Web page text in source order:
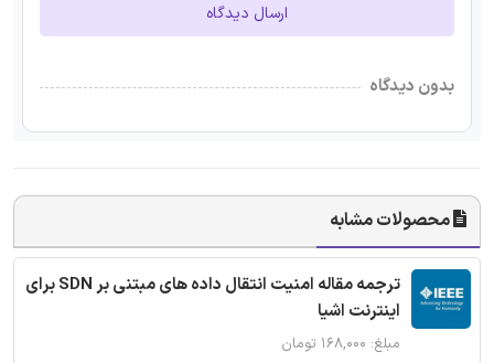
ارسال دیدگاه
بدون دیدگاه
محصولات مشابه
ترجمه مقاله امنیت انتقال داده های مبتنی بر SDN برای
اینترنت اشیا
مبلغ: ۱۶۸,۰۰۰ تومان